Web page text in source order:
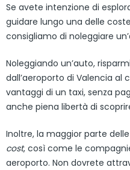
Se avete intenzione di
guidare lungo una delle
consigliamo di noleggiare
Noleggiando un’auto,
dall’aeroporto di Valencia al
vantaggi di un taxi, senza
anche piena libertà di
Inoltre, la maggior parte
cost, così come le
aeroporto. Non dovrete